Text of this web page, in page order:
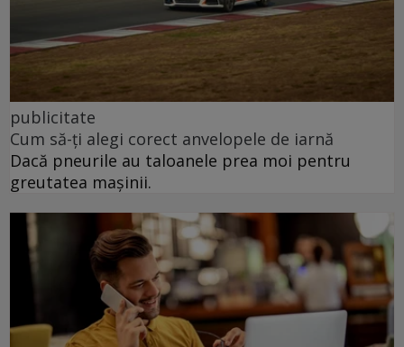
publicitate
Cum să-ți alegi corect anvelopele de iarnă
Dacă pneurile au taloanele prea moi pentru
greutatea mașinii.